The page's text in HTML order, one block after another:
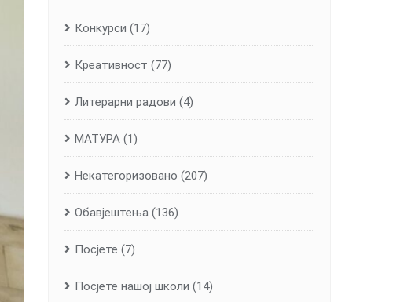
Конкурси (17)
Креативност (77)
Литерарни радови (4)
МАТУРА (1)
Некатегоризовано (207)
Обавјештења (136)
Посјете (7)
Посјете нашој школи (14)